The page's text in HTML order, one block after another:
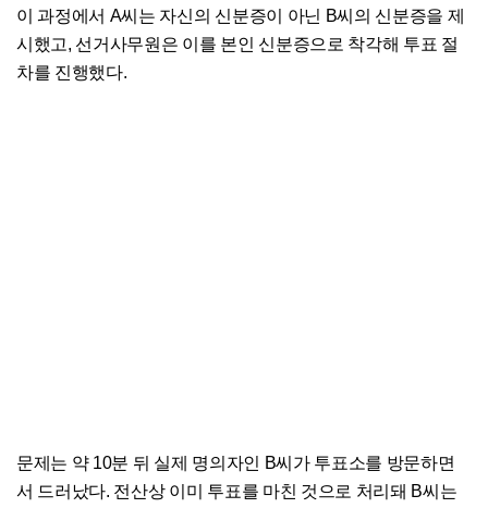
이 과정에서 A씨는 자신의 신분증이 아닌 B씨의 신분증을 제
시했고, 선거사무원은 이를 본인 신분증으로 착각해 투표 절
차를 진행했다.
문제는 약 10분 뒤 실제 명의자인 B씨가 투표소를 방문하면
서 드러났다. 전산상 이미 투표를 마친 것으로 처리돼 B씨는